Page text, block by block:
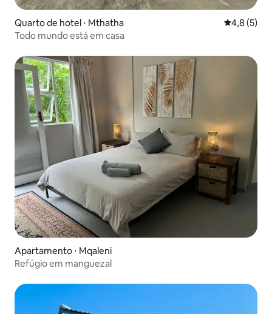
Quarto de hotel ⋅ Mthatha 4,8 de
4,8 (5)
Todo mundo está em casa
Apartamento ⋅ Mqaleni
Refúgio em manguezal